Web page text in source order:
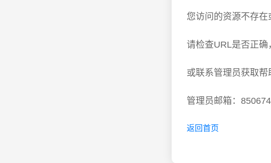
您访问的资源不存在
请检查URL是否正确
或联系管理员获取帮
管理员邮箱：
返回首页